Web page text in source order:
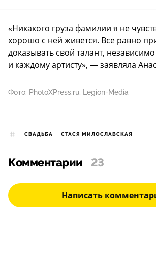
«Никакого груза фамилии я не
хорошо с ней живется. Все равно
доказывать свой талант,
и каждому артисту», — заявляла
Фото: PhotoXPress.ru, Legion-Media
СВАДЬБА СТАСЯ МИЛОСЛАВСКАЯ
Комментарии 23
Написать